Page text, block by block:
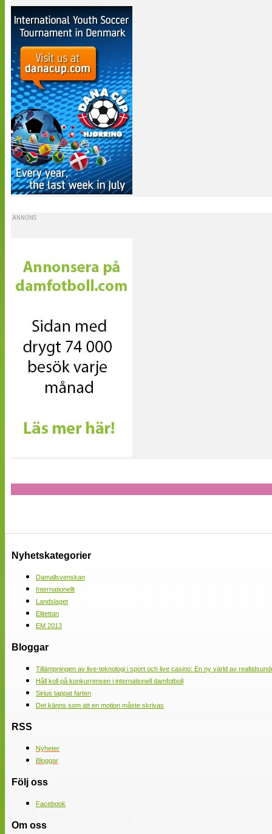
ANNONS
Nyhetskategorier
Damallsvenskan
Internationellt
Landslaget
Elitettan
EM 2013
Bloggar
Tillämpningen av live-teknologi i sport och live casino: En ny värld av
Håll koll på konkurrensen i internationell damfotboll
Sirius tappat farten
Det känns som att en motion måste skrivas
RSS
Nyheter
Bloggar
Följ oss
Facebook
Om oss